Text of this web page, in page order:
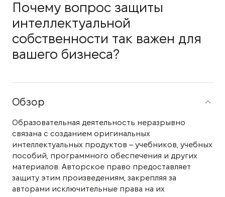
Почему вопрос защиты
интеллектуальной
собственности так важен для
вашего бизнеса?
Обзор
Образовательная деятельность неразрывно
связана с созданием оригинальных
интеллектуальных продуктов – учебников, учебных
пособий, программного обеспечения и других
материалов. Авторское право предоставляет
защиту этим произведениям, закрепляя за
авторами исключительные права на их